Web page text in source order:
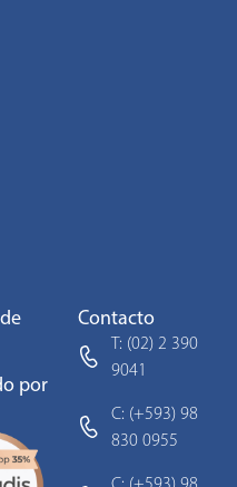
por
Contacto
T: (02) 2 390
9041
C: (+593) 98
830 0955